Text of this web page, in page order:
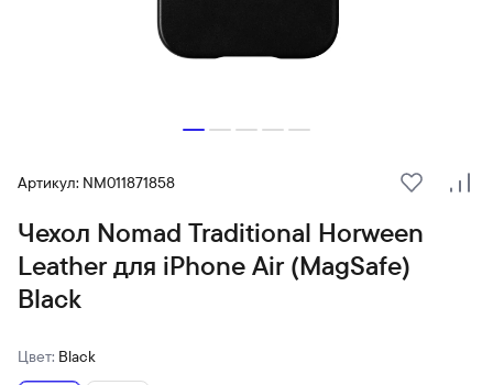
Артикул: NM011871858
В
Чехол Nomad Traditional Horween
Leather для iPhone Air (MagSafe)
Black
Цвет: Black